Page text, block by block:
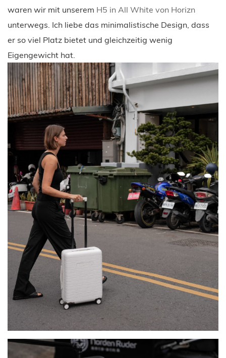
waren wir mit unserem H5 in All White von Horizn
unterwegs. Ich liebe das minimalistische Design, dass
er so viel Platz bietet und gleichzeitig wenig
Eigengewicht hat.